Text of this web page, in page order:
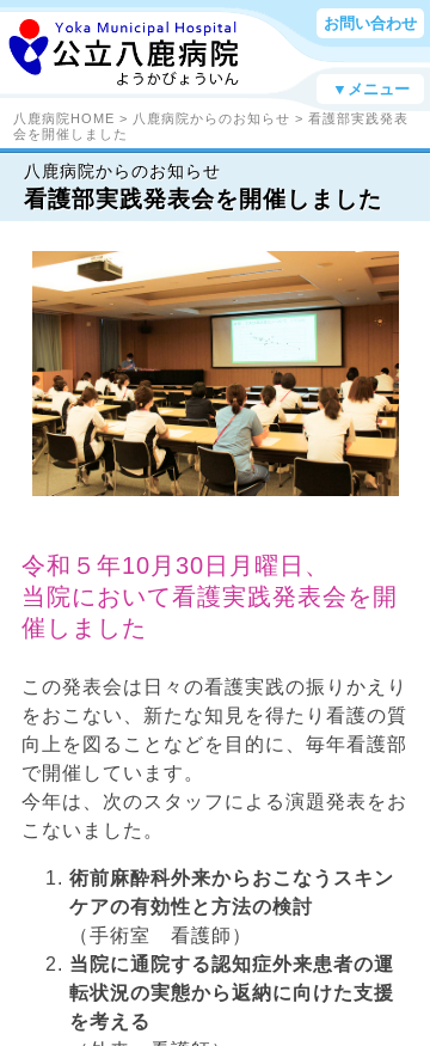
お問い合わせ
▼メニュー
八鹿病院HOME > 八鹿病院からのお知らせ > 看護部実践発表
会を開催しました
八鹿病院からのお知らせ
看護部実践発表会を開催しました
令和５年10月30日月曜日、
当院において看護実践発表会を開
催しました
この発表会は日々の看護実践の振りかえり
をおこない、新たな知見を得たり看護の質
向上を図ることなどを目的に、毎年看護部
で開催しています。
今年は、次のスタッフによる演題発表をお
こないました。
術前麻酔科外来からおこなうスキン
ケアの有効性と方法の検討
（手術室 看護師）
当院に通院する認知症外来患者の運
転状況の実態から返納に向けた支援
を考える